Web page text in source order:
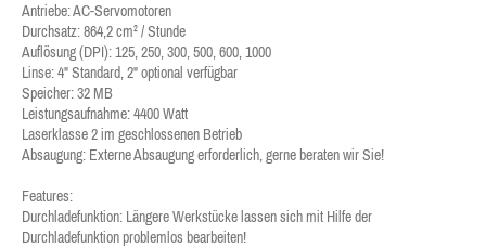
Antriebe: AC-Servomotoren
Durchsatz: 864,2 cm² / Stunde
Auflösung (DPI): 125, 250, 300, 500, 600, 1000
Linse: 4" Standard, 2" optional verfügbar
Speicher: 32 MB
Leistungsaufnahme: 4400 Watt
Laserklasse 2 im geschlossenen Betrieb
Absaugung: Externe Absaugung erforderlich, gerne beraten wir Sie!
Features:
Durchladefunktion: Längere Werkstücke lassen sich mit Hilfe der
Durchladefunktion problemlos bearbeiten!